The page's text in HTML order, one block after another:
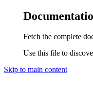
Fetch the complete
Use this file to
Skip to main content